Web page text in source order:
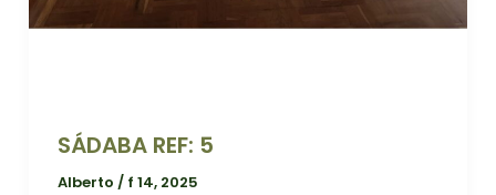
SÁDABA REF: 5
Alberto / f 14, 2025